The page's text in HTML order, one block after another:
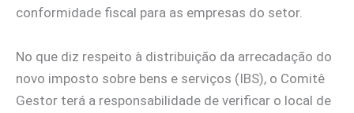
conformidade fiscal para as empresas do setor.
No que diz respeito à distribuição da arrecadação do
novo imposto sobre bens e serviços (IBS), o Comitê
Gestor terá a responsabilidade de verificar o local de